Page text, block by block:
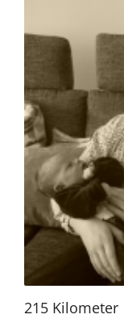
215 Kilometer